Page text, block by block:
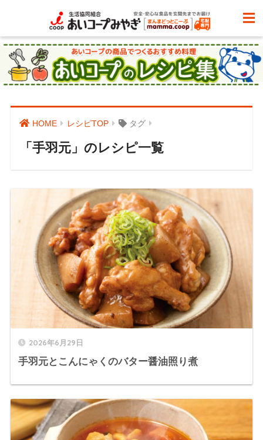
HOME レシピTOP タグ
「手羽元」のレシピ一覧
2026年6月29日
手羽元とこんにゃくのバター醤油照り煮